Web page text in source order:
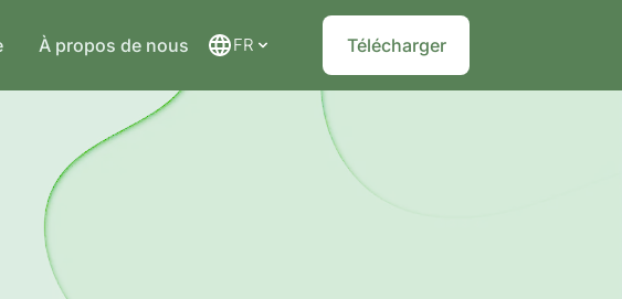
À propos de nous FR Télécharger